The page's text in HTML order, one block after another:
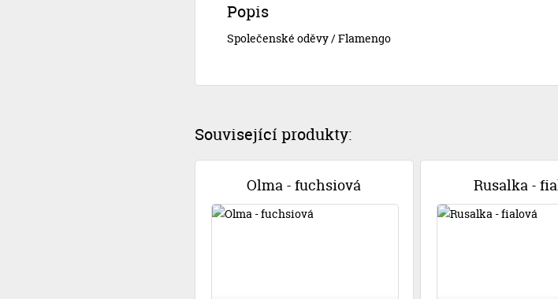
Popis
Společenské oděvy / Flamengo
Související produkty:
Olma - fuchsiová Rusalka -